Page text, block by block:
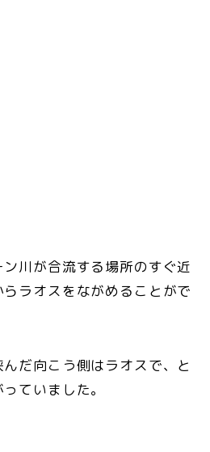
川が合流する場所のすぐ近
ラオスをながめることがで
だ向こう側はラオスで、と
ていました。